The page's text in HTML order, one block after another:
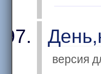
версия